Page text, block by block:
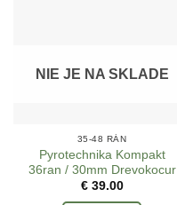
NIE JE NA SKLADE
35-48 RÁN
Pyrotechnika Kompakt
36ran / 30mm Drevokocur
€39.00